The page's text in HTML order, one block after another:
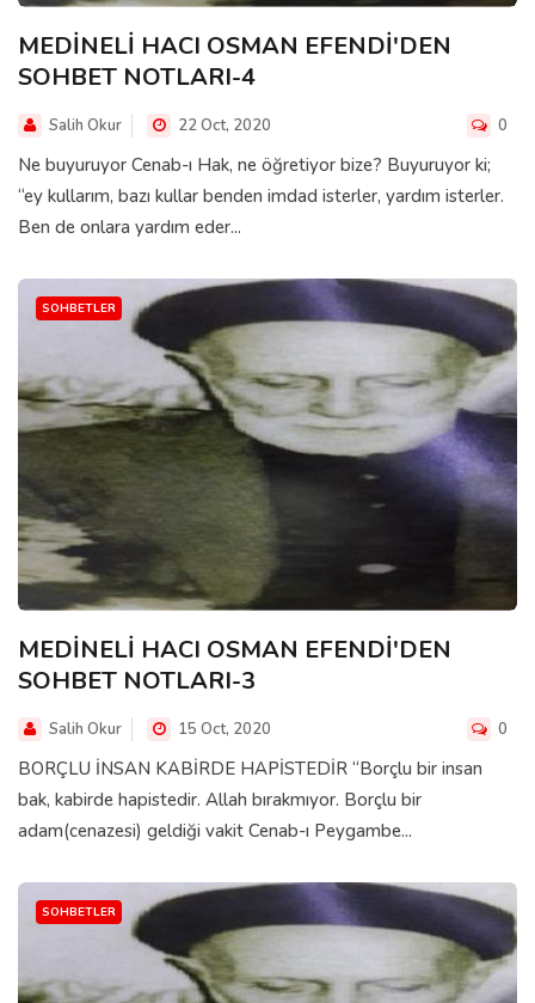
MEDİNELİ HACI OSMAN EFENDİ'DEN
SOHBET NOTLARI-4
Salih Okur 22 Oct, 2020 0
Ne buyuruyor Cenab-ı Hak, ne öğretiyor bize? Buyuruyor ki;
“ey kullarım, bazı kullar benden imdad isterler, yardım isterler.
Ben de onlara yardım eder...
SOHBETLER
MEDİNELİ HACI OSMAN EFENDİ'DEN
SOHBET NOTLARI-3
Salih Okur 15 Oct, 2020 0
BORÇLU İNSAN KABİRDE HAPİSTEDİR “Borçlu bir insan
bak, kabirde hapistedir. Allah bırakmıyor. Borçlu bir
adam(cenazesi) geldiği vakit Cenab-ı Peygambe...
SOHBETLER